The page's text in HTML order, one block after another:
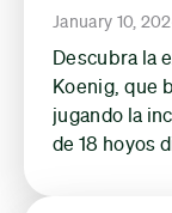
January 10,
Descubra la
Koenig, que
jugando la
de 18 hoyos